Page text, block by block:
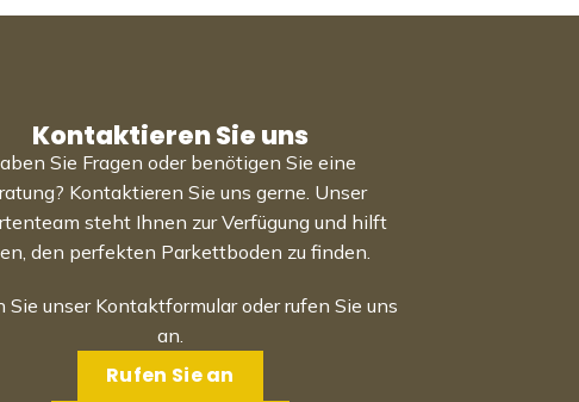
Kontaktieren Sie uns
Sie Fragen oder benötigen Sie eine
Kontaktieren Sie uns gerne. Unser
steht Ihnen zur Verfügung und hilft
den perfekten Parkettboden zu finden.
Sie unser Kontaktformular oder rufen Sie uns
an.
Rufen Sie an